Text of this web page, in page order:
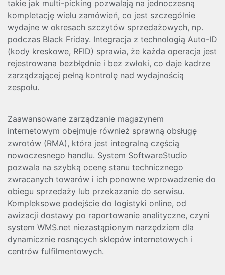
takie jak multi-picking pozwalają na jednoczesną
kompletację wielu zamówień, co jest szczególnie
wydajne w okresach szczytów sprzedażowych, np.
podczas Black Friday. Integracja z technologią Auto-ID
(kody kreskowe, RFID) sprawia, że każda operacja jest
rejestrowana bezbłędnie i bez zwłoki, co daje kadrze
zarządzającej pełną kontrolę nad wydajnością
zespołu.
Zaawansowane zarządzanie magazynem
internetowym obejmuje również sprawną obsługę
zwrotów (RMA), która jest integralną częścią
nowoczesnego handlu. System SoftwareStudio
pozwala na szybką ocenę stanu technicznego
zwracanych towarów i ich ponowne wprowadzenie do
obiegu sprzedaży lub przekazanie do serwisu.
Kompleksowe podejście do logistyki online, od
awizacji dostawy po raportowanie analityczne, czyni
system WMS.net niezastąpionym narzędziem dla
dynamicznie rosnących sklepów internetowych i
centrów fulfilmentowych.